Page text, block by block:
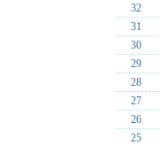
32
31
30
29
28
27
26
25